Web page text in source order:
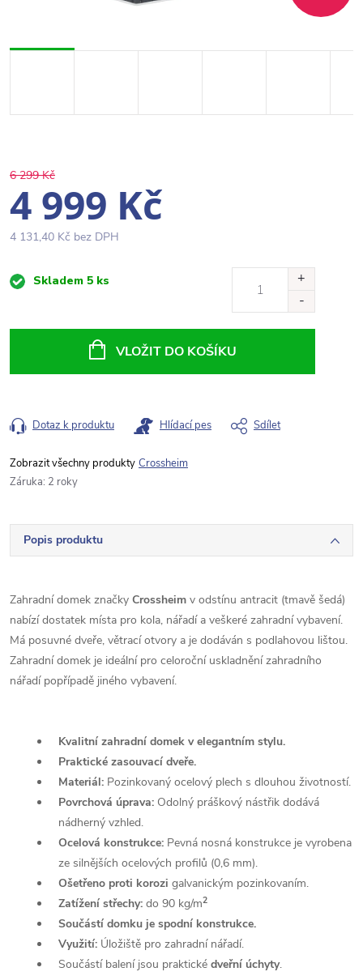
6 299 Kč
4 999 Kč
4 131,40 Kč bez DPH
MěrnáSkladem 5 ks
VLOŽIT DO KOŠÍKU
Dotaz k produktu Hlídací pes Sdílet
Crossheim
Záruka: 2 roky
Popis produktu
Zahradní domek značky Crossheim v odstínu antracit (tmavě šedá)
nabízí dostatek místa pro kola, nářadí a veškeré zahradní vybavení.
Má posuvné dveře, větrací otvory a je dodáván s podlahovou lištou.
Zahradní domek je ideální pro celoroční uskladnění zahradního
nářadí popřípadě jiného vybavení.
Kvalitní zahradní domek v elegantním stylu.
Praktické zasouvací dveře.
Materiál: Pozinkovaný ocelový plech s dlouhou životností.
Povrchová úprava: Odolný práškový nástřik dodává
nádherný vzhled.
Ocelová konstrukce: Pevná nosná konstrukce je vyrobena
ze silnějších ocelových profilů (0,6 mm).
Ošetřeno proti korozi galvanickým pozinkovaním.
Zatížení střechy: do 90 kg/m2
Součástí domku je spodní konstrukce.
Využití: Úložiště pro zahradní nářadí.
Součástí balení jsou praktické dveřní úchyty.